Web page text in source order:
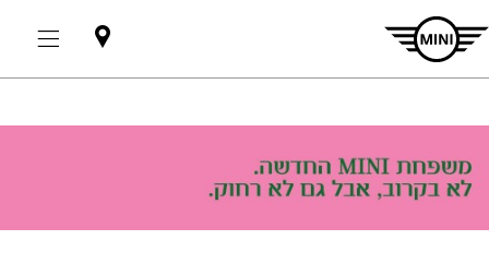
אולמות
תצוגה